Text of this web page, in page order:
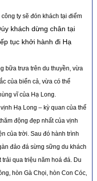
ty sẽ đón khách tại điểm
khách dừng chân tại
tục khởi hành đi Hạ
bữa trưa trên du thuyền, vừa
của biển cả, vừa có thể
vĩ của Hạ Long.
Hạ Long – kỳ quan của thế
động đẹp nhất của vịnh
của trời. Sau đó hành trình
đảo đá sừng sững du khách
qua triệu năm hoá đá. Du
hòn Gà Chọi, hòn Con Cóc,